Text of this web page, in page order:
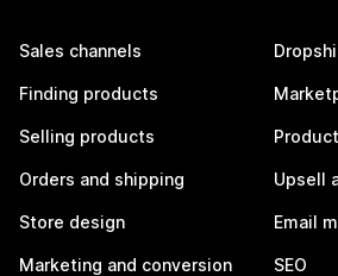
Sales channels
Finding products
Selling products
Orders and shipping
Store design
Marketing and conversion
Upsell
Email
SEO